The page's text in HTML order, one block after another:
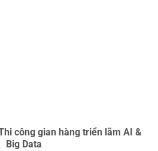
công gian hàng triển lãm AI &
Big Data